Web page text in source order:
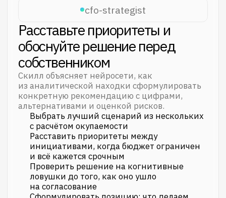
— находит реальные причины
отклонений и падения маржинальности
cfo-strategist— превращает аналитику
в обоснованные решения
cfo-reporter— упаковывает выводы
в понятную презентацию для
собственника
Скачать
Попробовать «Финансист»
Готовык автоматизации ?
Если вы хотите не объяснять нейросети
контекст каждый раз, а получать
управленческую отчётность автоматически —
запишитесь на персональную встречу
с нашими аналитиками. Покажем, как
настроить сборку управленческой
отчётности под ваш бизнес.